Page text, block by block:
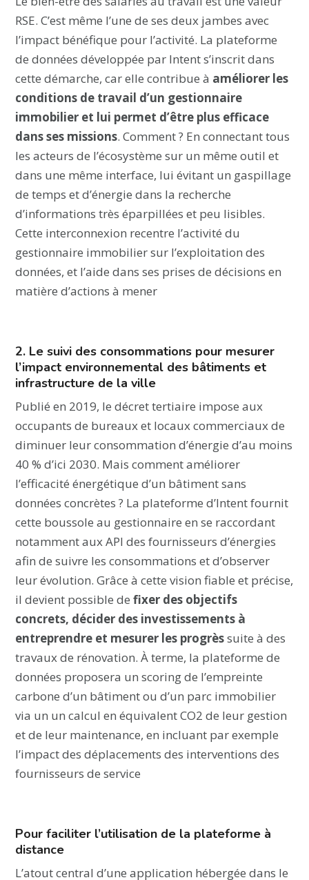
RSE. C’est même l’une de ses deux jambes avec
l’impact bénéfique pour l’activité. La plateforme
de données développée par Intent s’inscrit dans
cette démarche, car elle contribue à améliorer les
conditions de travail d’un gestionnaire
immobilier et lui permet d’être plus efficace
dans ses missions. Comment ? En connectant tous
les acteurs de l’écosystème sur un même outil et
dans une même interface, lui évitant un gaspillage
de temps et d’énergie dans la recherche
d’informations très éparpillées et peu lisibles.
Cette interconnexion recentre l’activité du
gestionnaire immobilier sur l’exploitation des
données, et l’aide dans ses prises de décisions en
matière d’actions à mener
2. Le suivi des consommations pour mesurer
l’impact environnemental des bâtiments et
infrastructure de la ville
Publié en 2019, le décret tertiaire impose aux
occupants de bureaux et locaux commerciaux de
diminuer leur consommation d’énergie d’au moins
40 % d’ici 2030. Mais comment améliorer
l’efficacité énergétique d’un bâtiment sans
données concrètes ? La plateforme d’Intent fournit
cette boussole au gestionnaire en se raccordant
notamment aux API des fournisseurs d’énergies
afin de suivre les consommations et d’observer
leur évolution. Grâce à cette vision fiable et précise,
il devient possible defixer des objectifs
concrets, décider des investissements à
entreprendre et mesurer les progrèssuite à des
travaux de rénovation. À terme, la plateforme de
données proposera un scoring de l’empreinte
carbone d’un bâtiment ou d’un parc immobilier
via un un calcul en équivalent CO2 de leur gestion
et de leur maintenance, en incluant par exemple
l’impact des déplacements des interventions des
fournisseurs de service
Pour faciliter l’utilisation de la plateforme à
distance
L’atout central d’une application hébergée dans le